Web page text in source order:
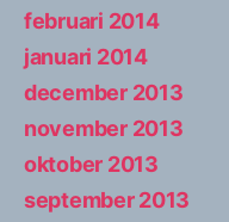
februari 2014
januari 2014
december 2013
november 2013
oktober 2013
september 2013